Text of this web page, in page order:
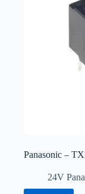
Panasonic –
24V